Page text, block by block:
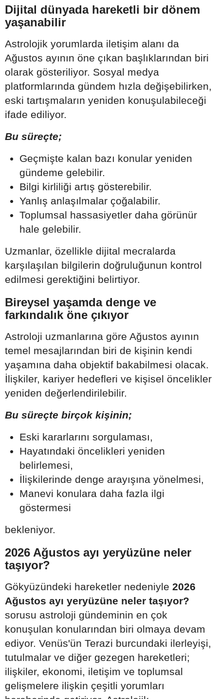
Dijital dünyada hareketli bir dönem
yaşanabilir
Astrolojik yorumlarda iletişim alanı da
Ağustos ayının öne çıkan başlıklarından biri
olarak gösteriliyor. Sosyal medya
platformlarında gündem hızla değişebilirken,
eski tartışmaların yeniden konuşulabileceği
ifade ediliyor.
Bu süreçte;
Geçmişte kalan bazı konular yeniden
gündeme gelebilir.
Bilgi kirliliği artış gösterebilir.
Yanlış anlaşılmalar çoğalabilir.
Toplumsal hassasiyetler daha görünür
hale gelebilir.
Uzmanlar, özellikle dijital mecralarda
karşılaşılan bilgilerin doğruluğunun kontrol
edilmesi gerektiğini belirtiyor.
Bireysel yaşamda denge ve
farkındalık öne çıkıyor
Astroloji uzmanlarına göre Ağustos ayının
temel mesajlarından biri de kişinin kendi
yaşamına daha objektif bakabilmesi olacak.
İlişkiler, kariyer hedefleri ve kişisel öncelikler
yeniden değerlendirilebilir.
Bu süreçte birçok kişinin;
Eski kararlarını sorgulaması,
Hayatındaki öncelikleri yeniden
belirlemesi,
İlişkilerinde denge arayışına yönelmesi,
Manevi konulara daha fazla ilgi
göstermesi
bekleniyor.
2026 Ağustos ayı yeryüzüne neler
taşıyor?
Gökyüzündeki hareketler nedeniyle 2026
Ağustos ayı yeryüzüne neler taşıyor?
sorusu astroloji gündeminin en çok
konuşulan konularından biri olmaya devam
ediyor. Venüs'ün Terazi burcundaki ilerleyişi,
tutulmalar ve diğer gezegen hareketleri;
ilişkiler, ekonomi, iletişim ve toplumsal
gelişmelere ilişkin çeşitli yorumları